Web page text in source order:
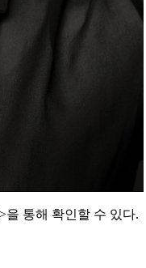
을 통해 확인할 수 있다.